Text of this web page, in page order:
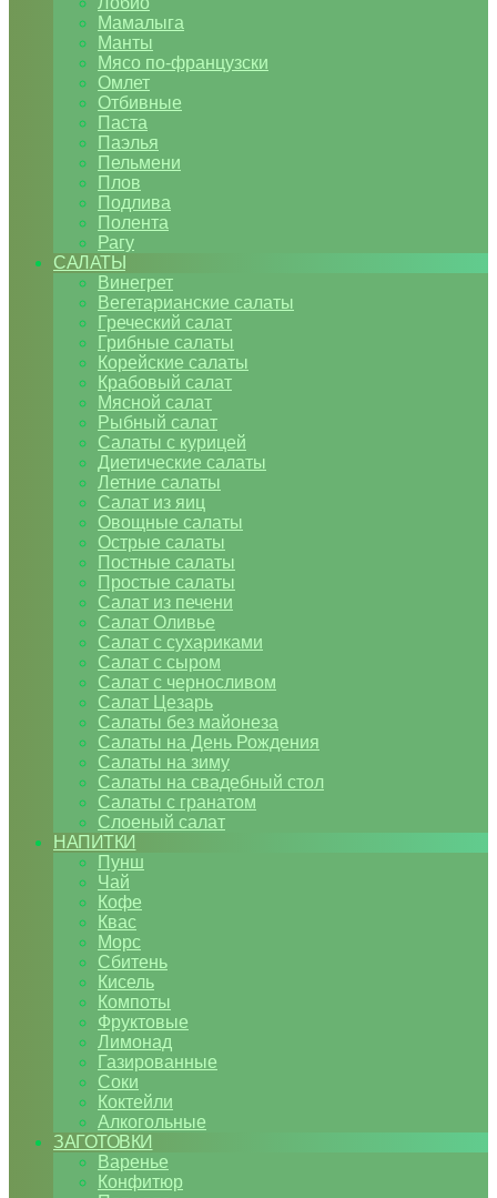
Мамалыга
Манты
Мясо по-французски
Омлет
Отбивные
Паста
Паэлья
Пельмени
Плов
Подлива
Полента
Рагу
САЛАТЫ
Винегрет
Вегетарианские салаты
Греческий салат
Грибные салаты
Корейские салаты
Крабовый салат
Мясной салат
Рыбный салат
Салаты с курицей
Диетические салаты
Летние салаты
Салат из яиц
Овощные салаты
Острые салаты
Постные салаты
Простые салаты
Салат из печени
Салат Оливье
Салат с сухариками
Салат с сыром
Салат с черносливом
Салат Цезарь
Салаты без майонеза
Салаты на День Рождения
Салаты на зиму
Салаты на свадебный стол
Салаты с гранатом
Слоеный салат
НАПИТКИ
Пунш
Чай
Кофе
Квас
Морс
Сбитень
Кисель
Компоты
Фруктовые
Лимонад
Газированные
Соки
Коктейли
Алкогольные
ЗАГОТОВКИ
Варенье
Конфитюр